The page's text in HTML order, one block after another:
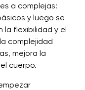
a complejas:
y luego se
la flexibilidad y el
complejidad
mejora la
cuerpo.